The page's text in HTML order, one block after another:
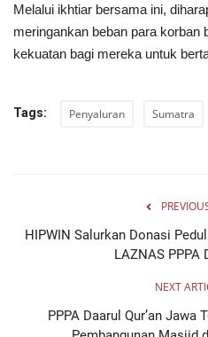
Melalui ikhtiar bersama ini,
meringankan beban para korban
kekuatan bagi mereka untuk
Tags: Penyaluran Sumatra
HIPWIN Salurkan Donasi
LAZNAS PPPA
NEXT
PPPA Daarul Qur’an Jawa